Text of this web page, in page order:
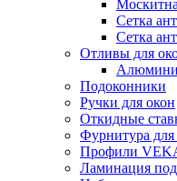
Сетка
Сетка
Отливы для
Подоконники
Ручки для окон
Откидные
Фурнитура
Профили
Ламинация